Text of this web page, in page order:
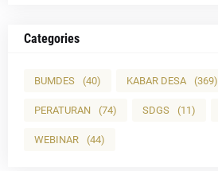
Categories
BUMDES (40) KABAR DESA (369)
PERATURAN (74) SDGS (11)
WEBINAR (44)